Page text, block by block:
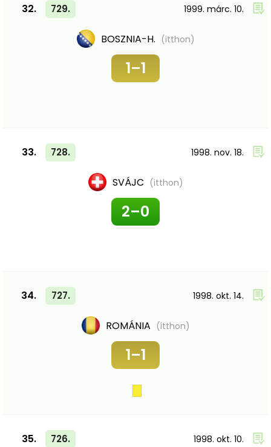
32. 729. 1999. márc. 10.
BOSZNIA-H. (itthon)
1–1
33. 728. 1998. nov. 18.
SVÁJC (itthon)
2–0
34. 727. 1998. okt. 14.
ROMÁNIA (itthon)
1–1
35. 726. 1998. okt. 10.